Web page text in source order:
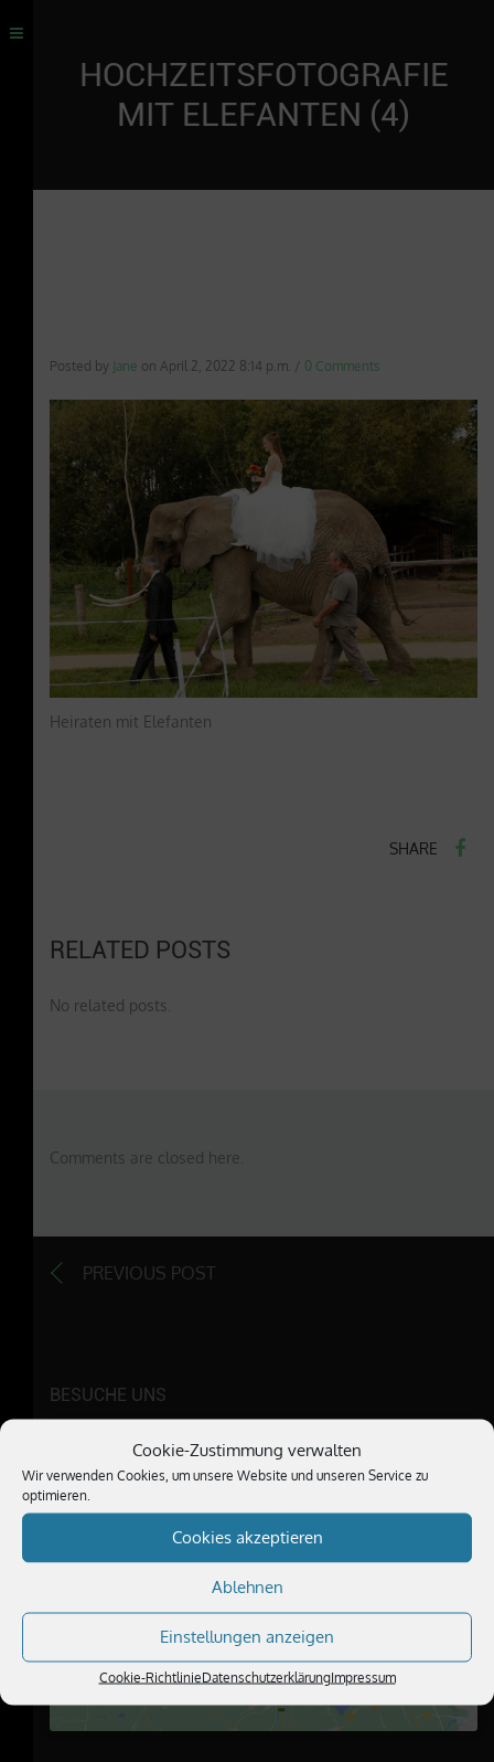
Cookie-Zustimmung verwalten
Wir verwenden Cookies, um unsere Website und unseren Service zu
optimieren.
Cookies akzeptieren
Ablehnen
Einstellungen anzeigen
Cookie-RichtlinieDatenschutzerklärungImpressum
HOCHZEITSFOTOGRAFIE
MIT ELEFANTEN (4)
Posted by Jane on April 2, 2022 8:14 p.m. / 0 Comments
Heiraten mit Elefanten
SHARE
RELATED POSTS
No related posts.
Comments are closed here.
PREVIOUS POST
BESUCHE UNS
Klicke hier, um Marketing-Cookies zu
akzeptieren und diesen Inhalt zu